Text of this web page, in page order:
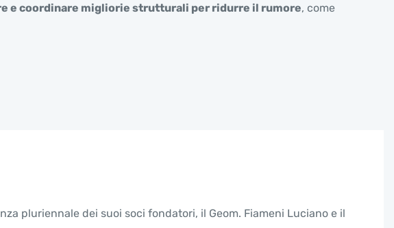
e coordinare migliorie strutturali per ridurre il rumore, come
pluriennale dei suoi soci fondatori, il Geom. Fiameni Luciano e il